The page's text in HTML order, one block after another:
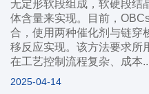
无定形软段组成，软硬段结
体含量来实现。目前，
合，使用两种催化剂与链穿
移反应实现。该方法要求所
在工艺控制流程复杂、成本
2025-04-14